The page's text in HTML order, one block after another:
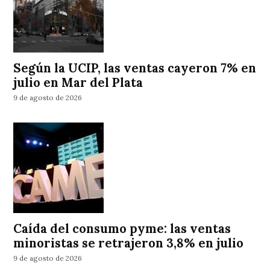
Según la UCIP, las ventas cayeron 7% en
julio en Mar del Plata
9 de agosto de 2026
Caída del consumo pyme: las ventas
minoristas se retrajeron 3,8% en julio
9 de agosto de 2026